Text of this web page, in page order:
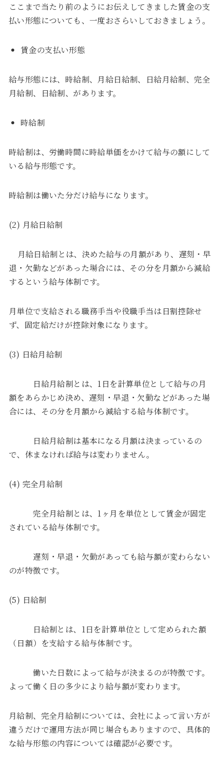
ここまで当たり前のようにお伝えしてきました賃金の支
払い形態についても、一度おさらいしておきましょう。
賃金の支払い形態
給与形態には、時給制、月給日給制、日給月給制、完全
月給制、日給制、があります。
時給制
時給制は、労働時間に時給単価をかけて給与の額にして
いる給与形態です。
時給制は働いた分だけ給与になります。
(2) 月給日給制
月給日給制とは、決めた給与の月額があり、遅刻・早
退・欠勤などがあった場合には、その分を月額から減給
するという給与体制です。
月単位で支給される職務手当や役職手当は日割控除せ
ず、固定給だけが控除対象になります。
(3) 日給月給制
日給月給制とは、1日を計算単位として給与の月
額をあらかじめ決め、遅刻・早退・欠勤などがあった場
合には、その分を月額から減給する給与体制です。
日給月給制は基本になる月額は決まっているの
で、休まなければ給与は変わりません。
(4) 完全月給制
完全月給制とは、1ヶ月を単位として賃金が固定
されている給与体制です。
遅刻・早退・欠勤があっても給与額が変わらない
のが特徴です。
(5) 日給制
日給制とは、1日を計算単位として定められた額
（日額）を支給する給与体制です。
働いた日数によって給与が決まるのが特徴です。
よって働く日の多少により給与額が変わります。
月給制、完全月給制については、会社によって言い方が
違うだけで運用方法が同じ場合もありますので、具体的
な給与形態の内容については確認が必要です。